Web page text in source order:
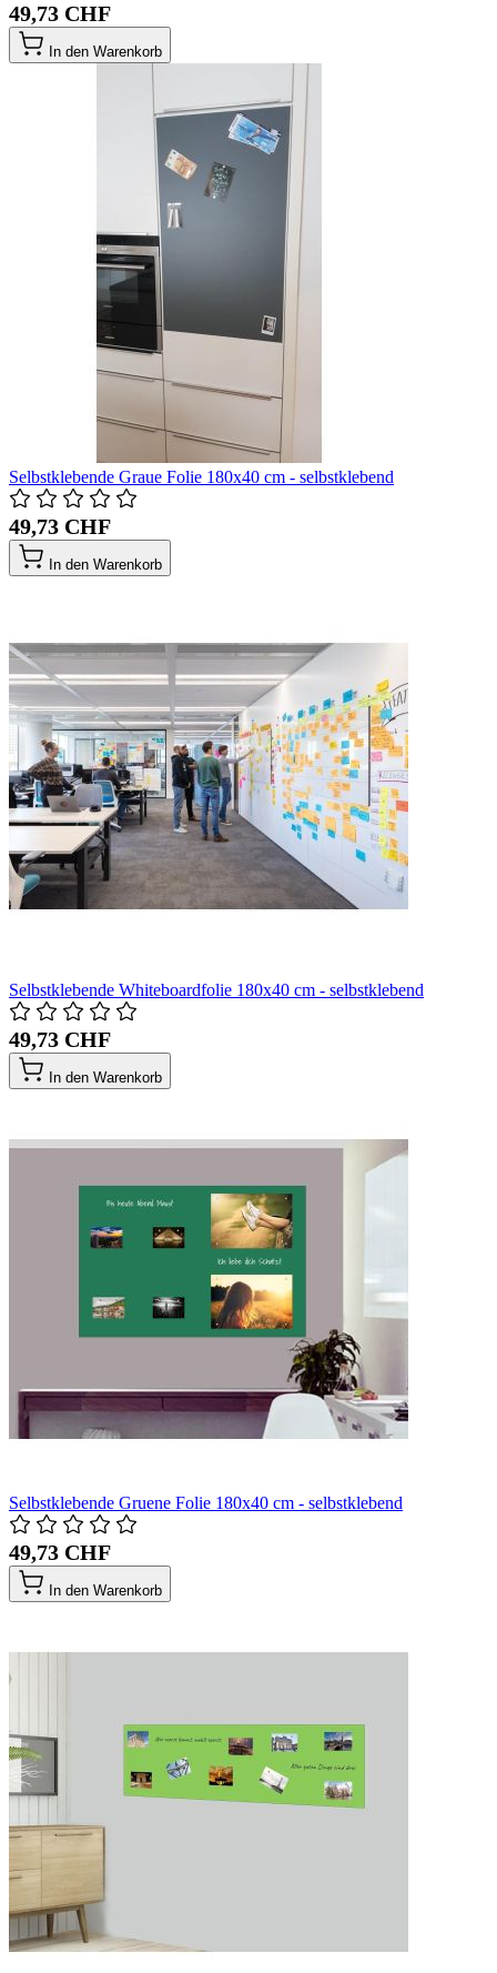
49,73 CHF
In den Warenkorb
Selbstklebende Graue Folie 180x40 cm - selbstklebend
49,73 CHF
In den Warenkorb
Selbstklebende Whiteboardfolie 180x40 cm - selbstklebend
49,73 CHF
In den Warenkorb
Selbstklebende Gruene Folie 180x40 cm - selbstklebend
49,73 CHF
In den Warenkorb